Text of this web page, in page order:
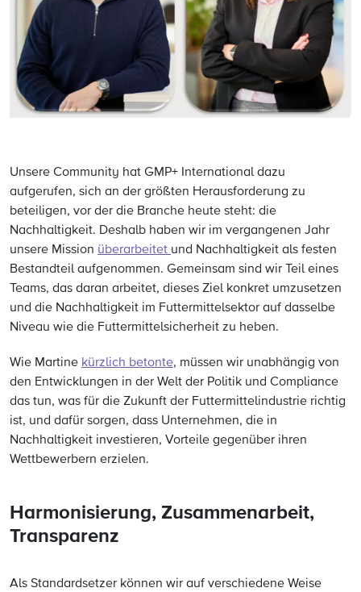
Unsere Community hat GMP+ International dazu
aufgerufen, sich an der größten Herausforderung zu
beteiligen, vor der die Branche heute steht: die
Nachhaltigkeit. Deshalb haben wir im vergangenen Jahr
unsere Mission überarbeitet und Nachhaltigkeit als festen
Bestandteil aufgenommen. Gemeinsam sind wir Teil eines
Teams, das daran arbeitet, dieses Ziel konkret umzusetzen
und die Nachhaltigkeit im Futtermittelsektor auf dasselbe
Niveau wie die Futtermittelsicherheit zu heben.
Wie Martine kürzlich betonte, müssen wir unabhängig von
den Entwicklungen in der Welt der Politik und Compliance
das tun, was für die Zukunft der Futtermittelindustrie richtig
ist, und dafür sorgen, dass Unternehmen, die in
Nachhaltigkeit investieren, Vorteile gegenüber ihren
Wettbewerbern erzielen.
Harmonisierung, Zusammenarbeit,
Transparenz
Als Standardsetzer können wir auf verschiedene Weise